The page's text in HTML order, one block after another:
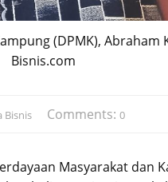
(DPMK), Abraham
Bisnis.com
Bisnis Comments: 0
Masyarakat dan